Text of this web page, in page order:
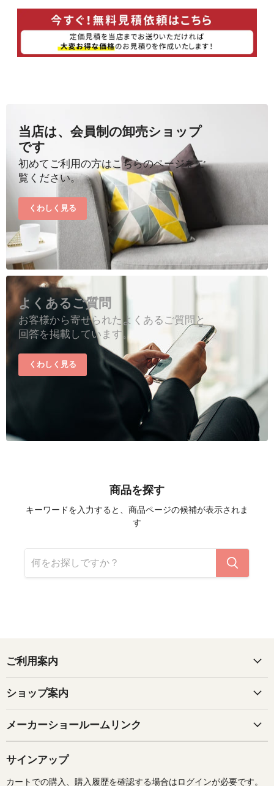
当店は、会員制の卸売ショップ
です
初めてご利用の方はこちらのページをご
覧ください。
くわしく見る
よくあるご質問
お客様から寄せられたよくあるご質問と
回答を掲載しています。
くわしく見る
商品を探す
キーワードを入力すると、商品ページの候補が表示されま
す
ご利用案内
ショップ案内
メーカーショールームリンク
サインアップ
カートでの購入、購入履歴を確認する場合はログインが必要です。